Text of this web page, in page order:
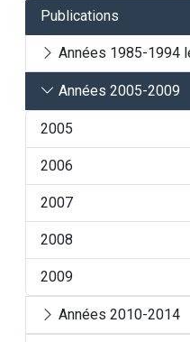
Publications
Années 1985-1994
Années 2005-2009
2005
2006
2007
2008
2009
Années 2010-2014